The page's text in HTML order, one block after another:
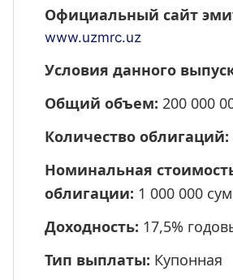
Официальный сайт
www.uzmrc.uz
Условия данного
Общий объем: 200 000
Количество облигаций:
Номинальная
облигации: 1 000 000 сум
Доходность: 17,5%
Тип выплаты: Купонная